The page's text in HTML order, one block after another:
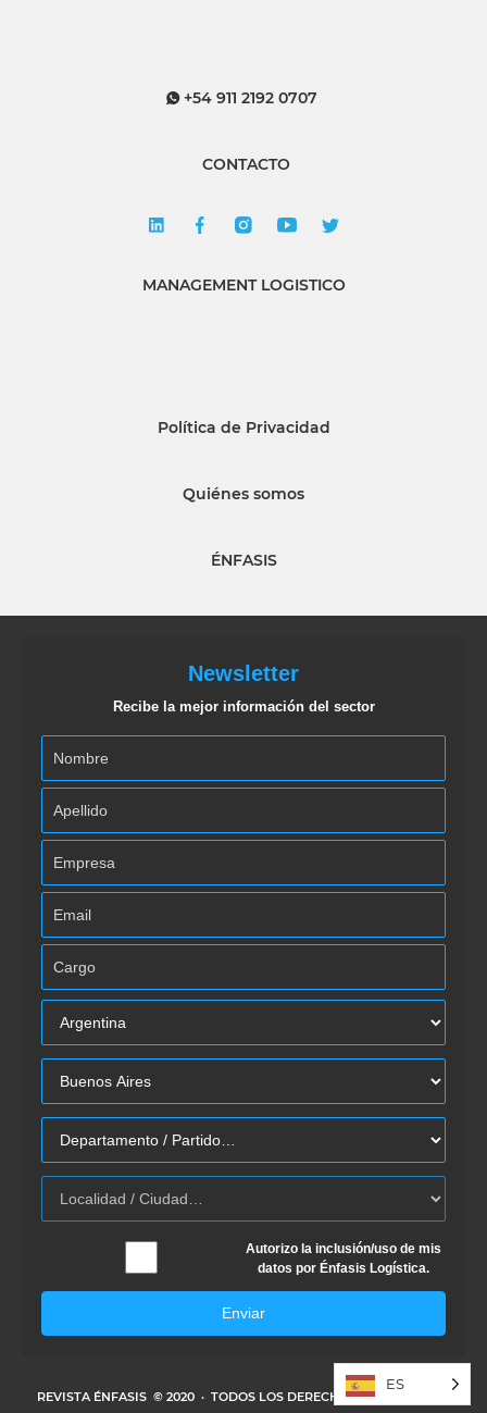
+54 911 2192 0707
CONTACTO
MANAGEMENT LOGISTICO
Política de Privacidad
Quiénes somos
ÉNFASIS
Newsletter
Recibe la mejor información del sector
Autorizo la inclusión/uso de mis
datos por Énfasis Logística.
Enviar
REVISTA ÉNFASIS © 2020 · TODOS LOS DERECHOS RESERVADOS
ES